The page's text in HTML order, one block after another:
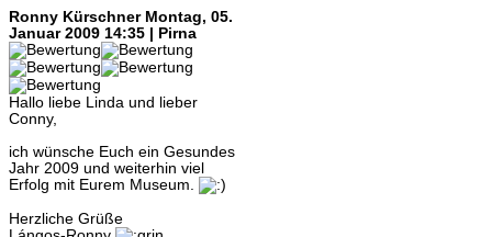
Ronny Kürschner Montag, 05.
Januar 2009 14:35 | Pirna
Hallo liebe Linda und lieber
Conny,
ich wünsche Euch ein Gesundes
Jahr 2009 und weiterhin viel
Erfolg mit Eurem Museum.
Herzliche Grüße